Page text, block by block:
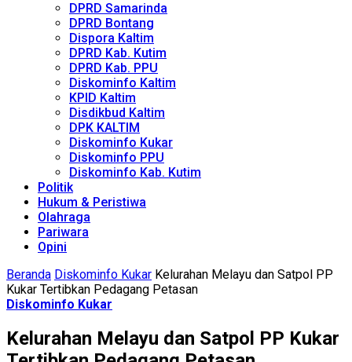
DPRD Samarinda
DPRD Bontang
Dispora Kaltim
DPRD Kab. Kutim
DPRD Kab. PPU
Diskominfo Kaltim
KPID Kaltim
Disdikbud Kaltim
DPK KALTIM
Diskominfo Kukar
Diskominfo PPU
Diskominfo Kab. Kutim
Politik
Hukum & Peristiwa
Olahraga
Pariwara
Opini
Beranda Diskominfo Kukar Kelurahan Melayu dan Satpol PP
Kukar Tertibkan Pedagang Petasan
Diskominfo Kukar
Kelurahan Melayu dan Satpol PP Kukar